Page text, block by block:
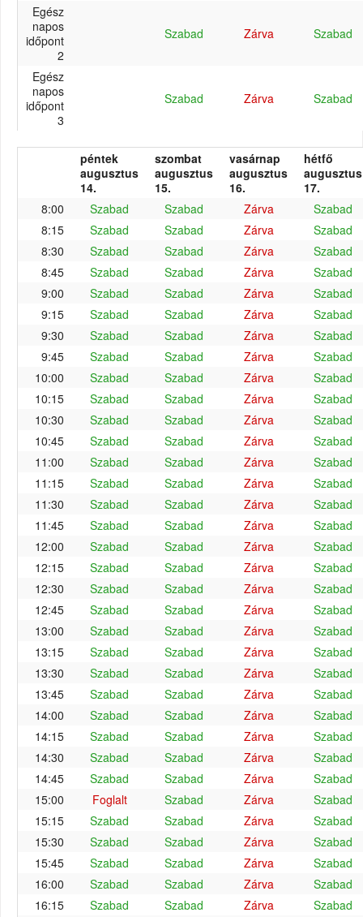
Egész
napos
időpont
2
Szabad Zárva Szabad
Egész
napos
időpont
3
Szabad Zárva Szabad
péntek
augusztus
14.
szombat
augusztus
15.
vasárnap
augusztus
16.
hétfő
augusztus
17.
8:00
Szabad Szabad Zárva
Szabad
8:15
Szabad Szabad Zárva
Szabad
8:30
Szabad Szabad Zárva
Szabad
8:45
Szabad Szabad Zárva
Szabad
9:00
Szabad Szabad Zárva
Szabad
9:15
Szabad Szabad Zárva
Szabad
9:30
Szabad Szabad Zárva
Szabad
9:45
Szabad Szabad Zárva
Szabad
10:00
Szabad Szabad Zárva
Szabad
10:15
Szabad Szabad Zárva
Szabad
10:30
Szabad Szabad Zárva
Szabad
10:45
Szabad Szabad Zárva
Szabad
11:00
Szabad Szabad Zárva
Szabad
11:15
Szabad Szabad Zárva
Szabad
11:30
Szabad Szabad Zárva
Szabad
11:45
Szabad Szabad Zárva
Szabad
12:00
Szabad Szabad Zárva
Szabad
12:15
Szabad Szabad Zárva
Szabad
12:30
Szabad Szabad Zárva
Szabad
12:45
Szabad Szabad Zárva
Szabad
13:00
Szabad Szabad Zárva
Szabad
13:15
Szabad Szabad Zárva
Szabad
13:30
Szabad Szabad Zárva
Szabad
13:45
Szabad Szabad Zárva
Szabad
14:00
Szabad Szabad Zárva
Szabad
14:15
Szabad Szabad Zárva
Szabad
14:30
Szabad Szabad Zárva
Szabad
14:45
Szabad Szabad Zárva
Szabad
15:00
Foglalt Szabad Zárva
Szabad
15:15
Szabad Szabad Zárva
Szabad
15:30
Szabad Szabad Zárva
Szabad
15:45
Szabad Szabad Zárva
Szabad
16:00
Szabad Szabad Zárva
Szabad
16:15
Szabad Szabad Zárva Szabad